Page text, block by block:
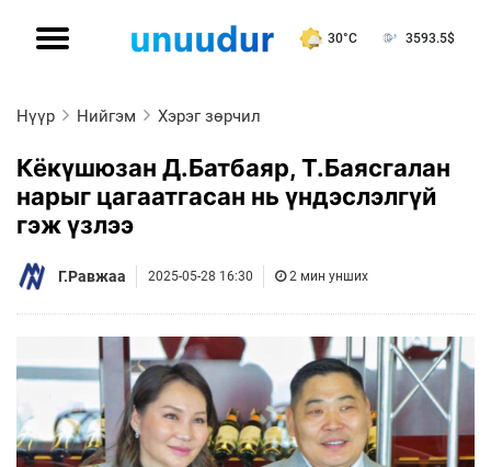
30°C 3593.5$
Нүүр Нийгэм Хэрэг зөрчил
Кёкүшюзан Д.Батбаяр, Т.Баясгалан
нарыг цагаатгасан нь үндэслэлгүй
гэж үзлээ
Г.Равжаа 2025-05-28 16:30 2 мин унших